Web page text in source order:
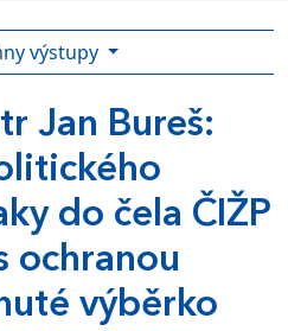
výstupy
Jan Bureš:
do čela ČIŽP
ochranou
výběrko